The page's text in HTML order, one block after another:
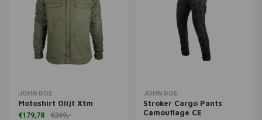
JOHN DOE
Motoshirt Olijf Xtm
€179,78 €269,-
JOHN DOE
Stroker Cargo Pants
Camouflage CE